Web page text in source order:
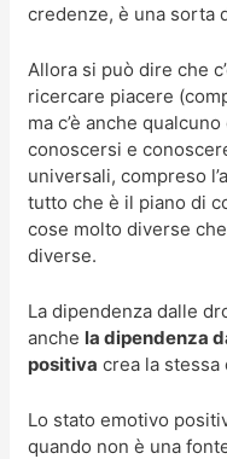
credenze, è una sorta
Allora si può dire che
ricercare piacere
ma c’è anche
conoscersi e
universali, compreso
tutto che è il piano di
cose molto diverse
diverse.
La dipendenza dalle
anche la dipendenza
positiva crea la stessa
Lo stato emotivo
quando non è una